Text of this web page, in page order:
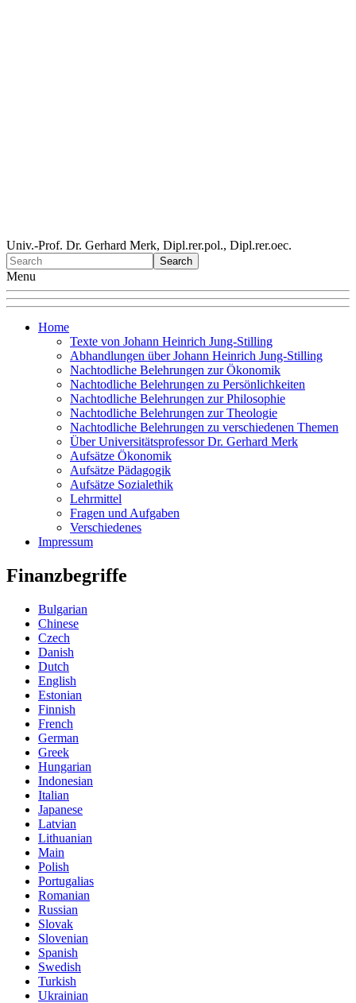
Univ.-Prof. Dr. Gerhard Merk, Dipl.rer.pol., Dipl.rer.oec.
Menu
Home
Texte von Johann Heinrich Jung-Stilling
Abhandlungen über Johann Heinrich Jung-Stilling
Nachtodliche Belehrungen zur Ökonomik
Nachtodliche Belehrungen zu Persönlichkeiten
Nachtodliche Belehrungen zur Philosophie
Nachtodliche Belehrungen zur Theologie
Nachtodliche Belehrungen zu verschiedenen Themen
Über Universitätsprofessor Dr. Gerhard Merk
Aufsätze Ökonomik
Aufsätze Pädagogik
Aufsätze Sozialethik
Lehrmittel
Fragen und Aufgaben
Verschiedenes
Impressum
Finanzbegriffe
Bulgarian
Chinese
Czech
Danish
Dutch
English
Estonian
Finnish
French
German
Greek
Hungarian
Indonesian
Italian
Japanese
Latvian
Lithuanian
Main
Polish
Portugalias
Romanian
Russian
Slovak
Slovenian
Spanish
Swedish
Turkish
Ukrainian